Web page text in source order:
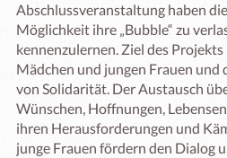
Abschlussveranstaltung haben
Möglichkeit ihre „Bubble“ zu
kennenzulernen. Ziel des
Mädchen und jungen Frauen und
von Solidarität. Der Austausch
Wünschen, Hoffnungen,
ihren Herausforderungen und
junge Frauen fördern den Dialog